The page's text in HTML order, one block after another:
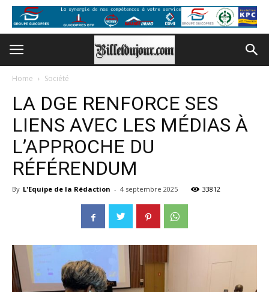
Home Société
LA DGE RENFORCE SES
LIENS AVEC LES MÉDIAS À
L’APPROCHE DU
RÉFÉRENDUM
By L'Equipe de la Rédaction - 4 septembre 2025 33812